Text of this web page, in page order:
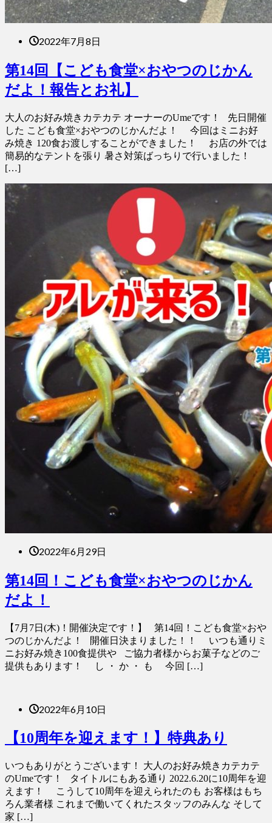
2022年7月8日
第14回【こども食堂×おやつのじかん
だよ！報告とお礼】
大人のお好み焼きカテカテ オーナーのUmeです！ 先日開催
した こども食堂×おやつのじかんだよ！ 今回はミニお好
み焼き 120食お渡しすることができました！ お店の外では
簡易的なテントを張り 暑さ対策ばっちりで行いました！
[…]
2022年6月29日
第14回！こども食堂×おやつのじかん
だよ！
【7月7日(木)！開催決定です！】 第14回！こども食堂×おや
つのじかんだよ！ 開催日決まりました！！ いつも通りミ
ニお好み焼き100食提供や ご協力者様からお菓子などのご
提供もあります！ し ・ か ・ も 今回 […]
2022年6月10日
【10周年を迎えます！】特典あり
いつもありがとうございます！ 大人のお好み焼きカテカテ
のUmeです！ タイトルにもある通り 2022.6.20に10周年を迎
えます！ こうして10周年を迎えられたのも お客様はもち
ろん業者様 これまで働いてくれたスタッフのみんな そして
家 […]